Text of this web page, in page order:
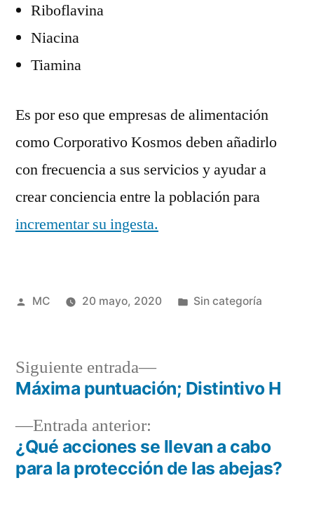
Riboflavina
Niacina
Tiamina
Es por eso que empresas de alimentación
como Corporativo Kosmos deben añadirlo
con frecuencia a sus servicios y ayudar a
crear conciencia entre la población para
incrementar su ingesta.
Publicado
MC 20 mayo, 2020
Publicada
Sin categoría
Navegación
de
entradas
Entrada anterior:
anterior:
¿Qué acciones se llevan a cabo
para la protección de las abejas?
Siguiente entrada
Siguiente
entrada:
Máxima puntuación; Distintivo H